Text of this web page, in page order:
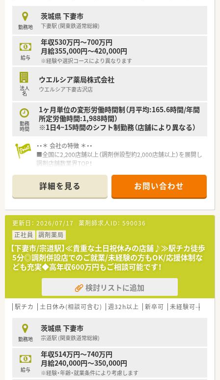
得援助金などがあります。
■ヘルスケア・調剤・ビューティーケア3つのジャンルで、知識や
カウンセリングスキルを磨くことが出来ます！
＊ーーキャリアアップ制度ーー＊
■次期経営人材候補としての入口となる「基礎編」、リーダーシ
ップを学ぶ「中級編」、現職経営職を対象とした「上級編」まで、薬
グラムを用意しています！
■社内・グループ内のさまざまな事業や新たな業種・業態などで
のキャリアを形成していくことができます♪
勤務地
茨城県 下妻市
下妻駅 (関東鉄道常総線)
給与
年収530万円～700万円
月給355,000円～420,000円
※経験や選択コースにより異なります
法人
名
ウエルシア薬局株式会社
ウエルシア下妻古沢店
勤務
時間
1ヶ月単位の変形労働時間制（月平均:165.6時間/年間
所定労働時間:1,988時間）
※1日4~15時間のシフト制勤務（店舗により異なる）
・・＊ 会社の特徴 ＊・・
■全国に2,200店舗以上（調剤併設型約2,000店舗以上）を展開し
調剤店舗数業界TOP！
頑張り次第で高給与も可能！
■経験や勤務コースによりますが、経験の少ない方でも500万前
半スタートと業界TOP水準！
■職種や職域に合わせ、豊富な社内研修や外部組織と連携した研
修を用意されています
■薬剤師が中心の会社だからこそ活躍できるキャリアパスが多
種多様に用意されています。
■店舗拡大に伴い、エリアマネジャーや営業部長等のマネジメン
トのポジションも増えます。
■在宅や教育等の専門性を活かせるスペシャリストを目指すこ
とも可能です。
■その他にも、管理部門や商品部門等の本社スタッフなど活動領
域は多種多様です。
■在宅実施店舗は年々増加しており、在宅医療へもしっかりと関
わる事ができます。
時短勤務ができるよう変更予定です。
■年間休日が120日とワークライフバランスが整っています
■日用品から常備薬まで、従業員割引制度など嬉しいメリットも
たくさんあります！
詳細を見る お問い合わせ
更新日： 2026/07/17 薬剤師求人ID： 590036
正社員
調剤薬局
【下妻市/宗道駅】≪貴重な土日祝休みの店舗♪≫駅チカ徒歩
5分◎調剤併設店でのご就業/未経験の方もOK/応援体制な
ども充実◆高年収600万円もご相談可能です！
検討リストに追加
駅チカ 土日休み(相談可含む) 週32h以上 新卒可 未経験可
勤務地
茨城県 下妻市
宗道駅 (関東鉄道常総線)
給与
年収514万円～740万円
月給240,000円～350,000円
※経験・年齢・就業条件により考慮します